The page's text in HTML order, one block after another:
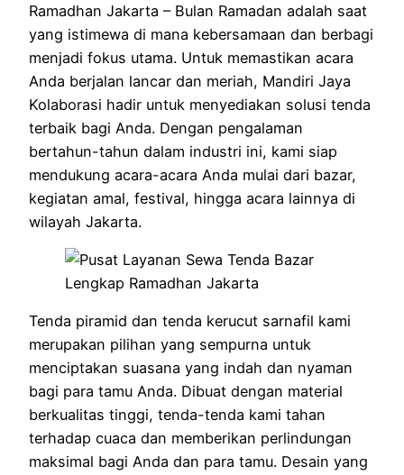
Ramadhan Jakarta – Bulan Ramadan adalah saat
yang istimewa di mana kebersamaan dan berbagi
menjadi fokus utama. Untuk memastikan acara
Anda berjalan lancar dan meriah, Mandiri Jaya
Kolaborasi hadir untuk menyediakan solusi tenda
terbaik bagi Anda. Dengan pengalaman
bertahun-tahun dalam industri ini, kami siap
mendukung acara-acara Anda mulai dari bazar,
kegiatan amal, festival, hingga acara lainnya di
wilayah Jakarta.
Tenda piramid dan tenda kerucut sarnafil kami
merupakan pilihan yang sempurna untuk
menciptakan suasana yang indah dan nyaman
bagi para tamu Anda. Dibuat dengan material
berkualitas tinggi, tenda-tenda kami tahan
terhadap cuaca dan memberikan perlindungan
maksimal bagi Anda dan para tamu. Desain yang